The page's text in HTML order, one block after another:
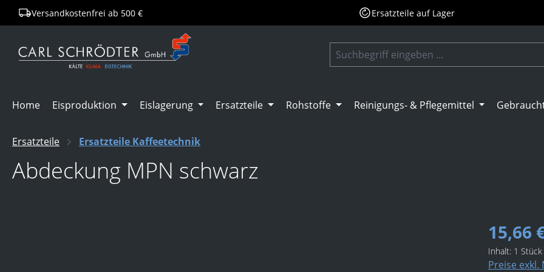
Zur Hauptnavigation springen
Versandkostenfrei ab 500 € Ersatzteile auf Lager
Home Eisproduktion Eislagerung Ersatzteile Rohstoffe Reinigungs- & Pflegemittel
Ersatzteile Ersatzteile Kaffeetechnik
Abdeckung MPN schwarz
15,66
Inhalt: 1 Stück
Preise exkl.